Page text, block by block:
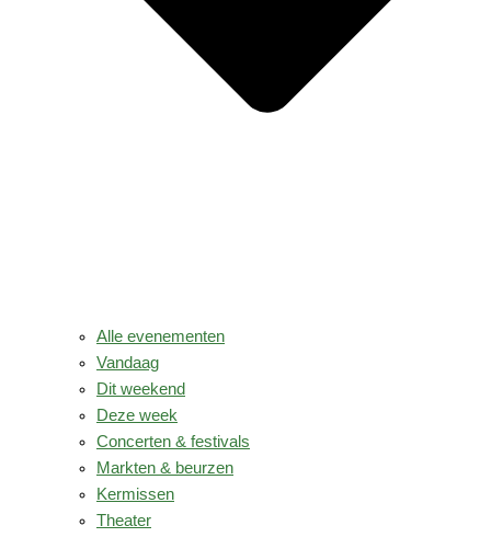
Alle evenementen
Vandaag
Dit weekend
Deze week
Concerten & festivals
Markten & beurzen
Kermissen
Theater